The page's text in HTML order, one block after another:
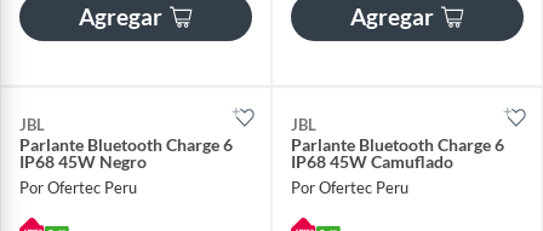
Agregar Agregar
JBL
Parlante Bluetooth Charge 6
IP68 45W Negro
Por Ofertec Peru
JBL
Parlante Bluetooth Charge 6
IP68 45W Camuflado
Por Ofertec Peru